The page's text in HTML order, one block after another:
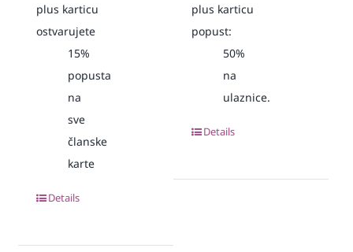
plus karticu
ostvarujete
15%
popusta
na
sve
članske
karte
Details
plus karticu
popust:
50%
na
ulaznice.
Details